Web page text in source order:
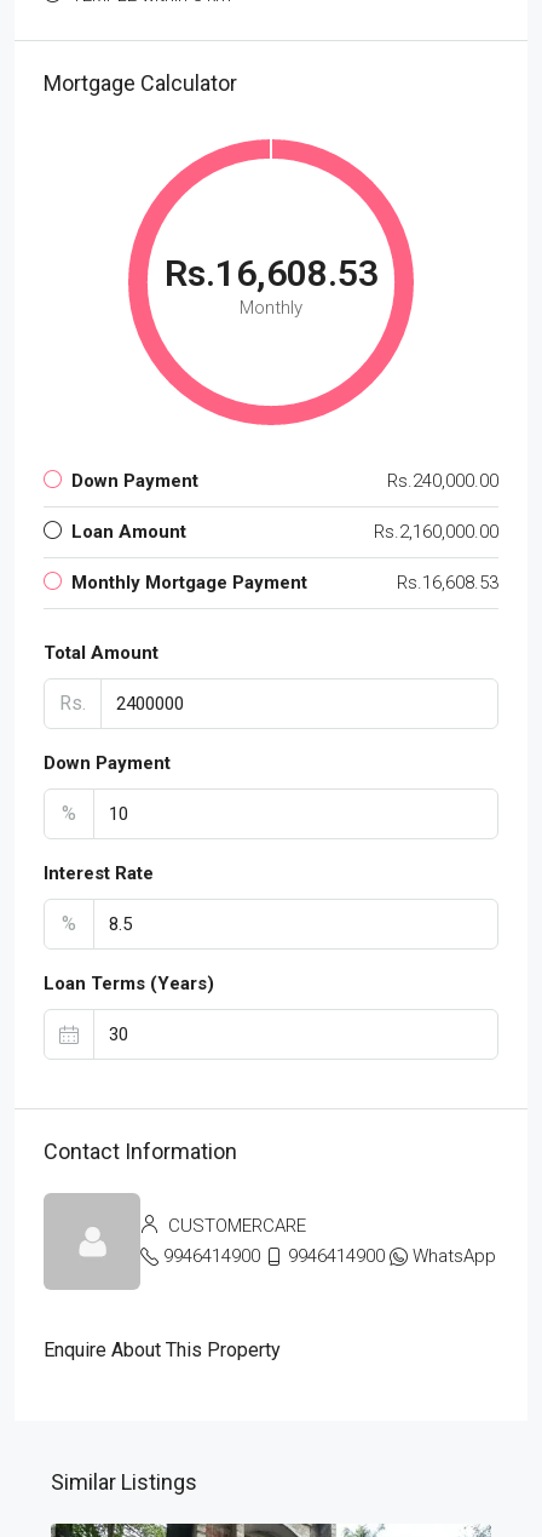
Mortgage Calculator
Rs.16,608.53
Monthly
Down Payment Rs.240,000.00
Loan Amount Rs.2,160,000.00
Monthly Mortgage Payment Rs.16,608.53
Total Amount
Rs.
Down Payment
%
Interest Rate
%
Loan Terms (Years)
Contact Information
CUSTOMERCARE
9946414900
9946414900 WhatsApp
Enquire About This Property
Similar Listings